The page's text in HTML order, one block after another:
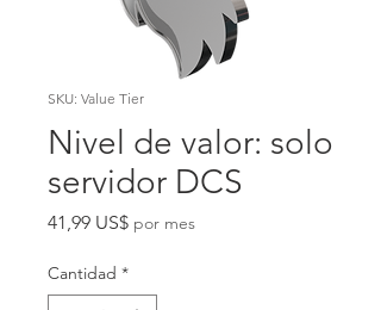
SKU: Value Tier
Nivel de valor: solo
servidor DCS
41,99 US$Precio
por mes
Cantidad *